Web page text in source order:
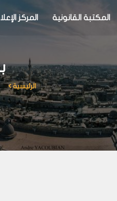
المكتبة القانونية المركز
الرئيسية